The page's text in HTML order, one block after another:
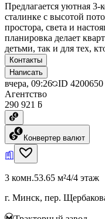
Предлагается уютная 3-
сталинке с высотой
простора, света и
планировка делает
детьми, так и для тех,
Контакты
Написать
вчера, 09:26 ID 4200650
Агентство
290 921 ƃ
Конвертер валют
3 комн.53.65 м²4/4 этаж
г. Минск, пер.